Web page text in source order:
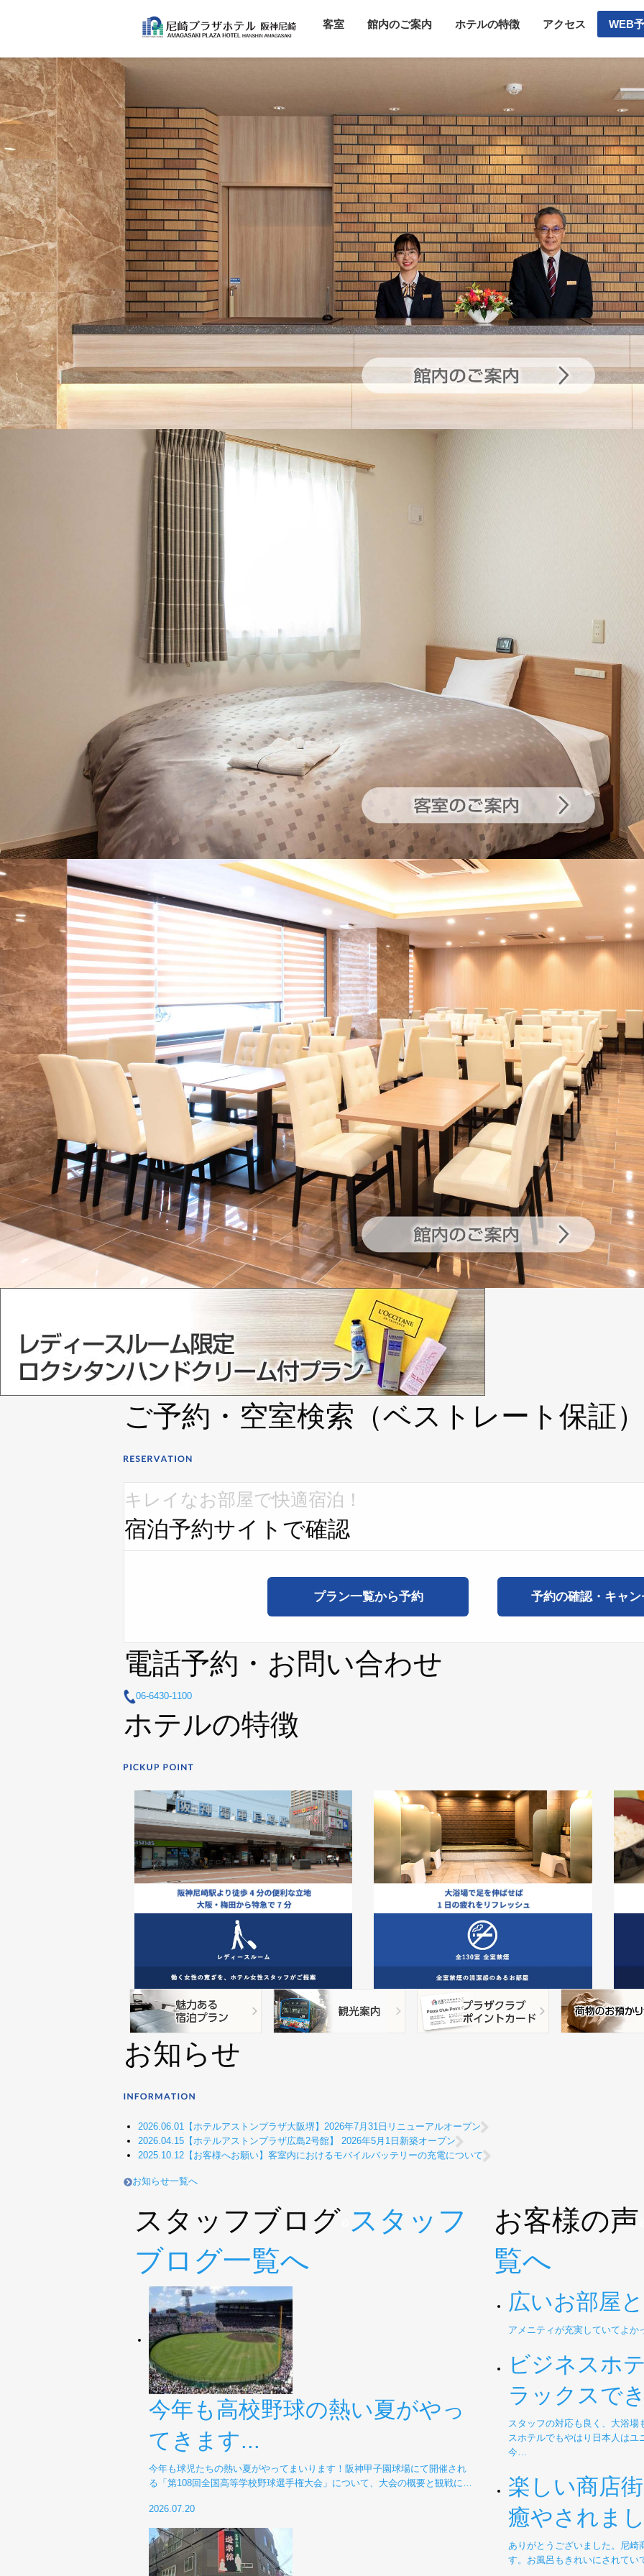
客室 館内のご案内 ホテルの特徴 アクセス WEB
ご予約・空室検索（ベストレート保証
キレイなお部屋で快適宿泊！
宿泊予約サイトで確認
プラン一覧から予約 予約の確認・キャン
電話予約・お問い合わせ
06-6430-1100
ホテルの特徴
お知らせ
2026.06.01 【ホテルアストンプラザ大阪堺】2026年7月31日リニューアルオープン
2026.04.15 【ホテルアストンプラザ広島2号館】 2026年5月1日新築オープン
2025.10.12 【お客様へお願い】客室内におけるモバイルバッテリーの充電について
お知らせ一覧へ
スタッフブログ スタッフ
ブログ一覧へ
今年も高校野球の熱い夏がやっ
てきます...
今年も球児たちの熱い夏がやってまいります！阪神甲子園球場にて開催され
る「第108回全国高等学校野球選手権大会」について、大会の概要と観戦に…
2026.07.20
お客様の声
覧へ
広いお部屋
アメニティが充実していてよ
ビジネスホ
ラックスで
スタッフの対応も良く、大浴
スホテルでもやはり日本人は
今…
楽しい商店
癒やされま
ありがとうございました。尼崎
す。お風呂もきれいにされて